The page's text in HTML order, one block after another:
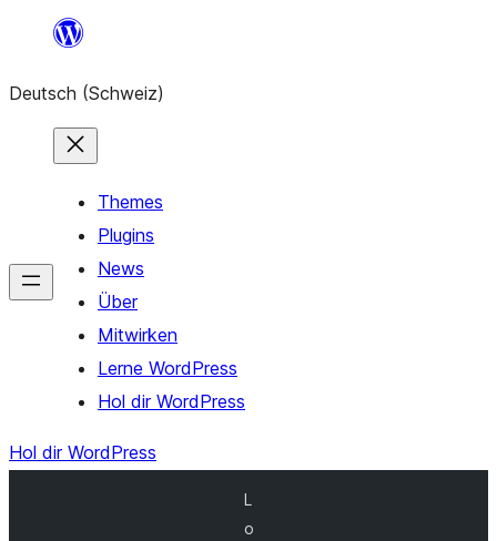
springen
Deutsch (Schweiz)
Themes
Plugins
News
Über
Mitwirken
Lerne WordPress
Hol dir WordPress
Hol dir WordPress
L
o